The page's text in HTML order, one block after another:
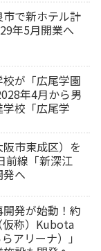
で新ホテル計
年5月開業へ
が「広尾学園
年4月から男
校「広尾学
市東成区）を
前線「新深江
へ
発が始動！約
仮称）Kubota
アリーナ）」